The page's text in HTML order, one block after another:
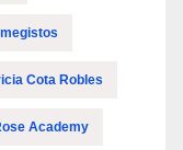
Cota Robles
Academy